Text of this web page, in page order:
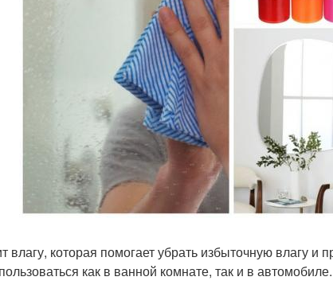
влагу, которая помогает убрать избыточную влагу и
как в ванной комнате, так и в автомобиле.